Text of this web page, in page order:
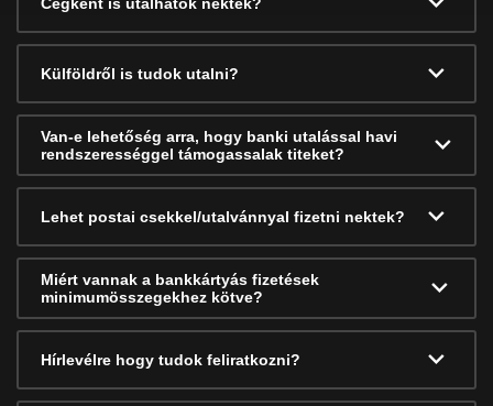
Külföldről is tudok utalni?
Van-e lehetőség arra, hogy banki utalással havi
rendszerességgel támogassalak titeket?
Lehet postai csekkel/utalvánnyal fizetni nektek?
Miért vannak a bankkártyás fizetések
minimumösszegekhez kötve?
Hírlevélre hogy tudok feliratkozni?